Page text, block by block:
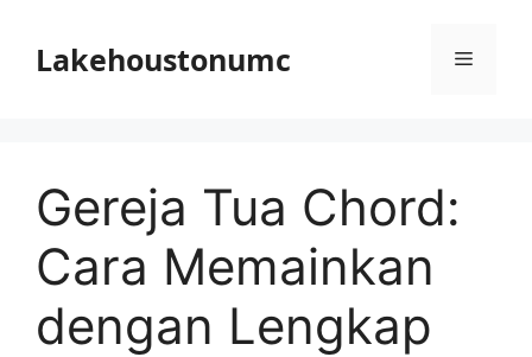
contentLakehoustonumc Menu
Gereja Tua Chord:
Cara Memainkan
dengan Lengkap